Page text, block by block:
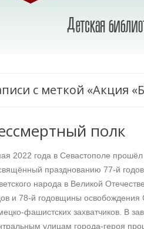
с меткой «Акция
полк
2022 года в Севастополе
празднованию 77-й
народа в Великой
и 78-й годовщины освобождения
фашистских захватчиков. В
улицам города-героя